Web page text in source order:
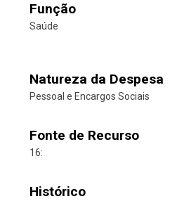
Função
Saúde
Natureza da Despesa
Pessoal e Encargos Sociais
Fonte de Recurso
16:
Histórico